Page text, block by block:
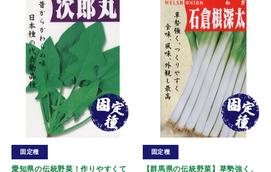
愛知県の伝統野菜！作りやすくて
固定種
【群馬県の伝統野菜】草勢強く、
固定種